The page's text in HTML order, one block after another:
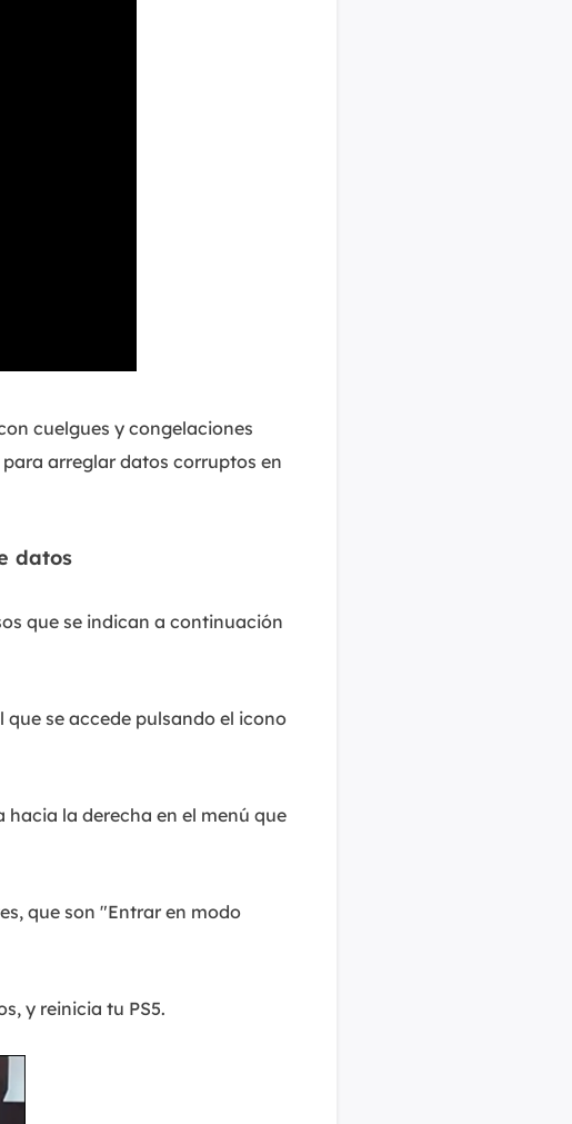
cuelgues y congelaciones
arreglar datos corruptos en
datos
que se indican a continuación
se accede pulsando el icono
la derecha en el menú que
que son "Entrar en modo
y reinicia tu PS5.